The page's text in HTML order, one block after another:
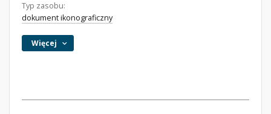
Typ zasobu:
dokument ikonograficzny
Więcej